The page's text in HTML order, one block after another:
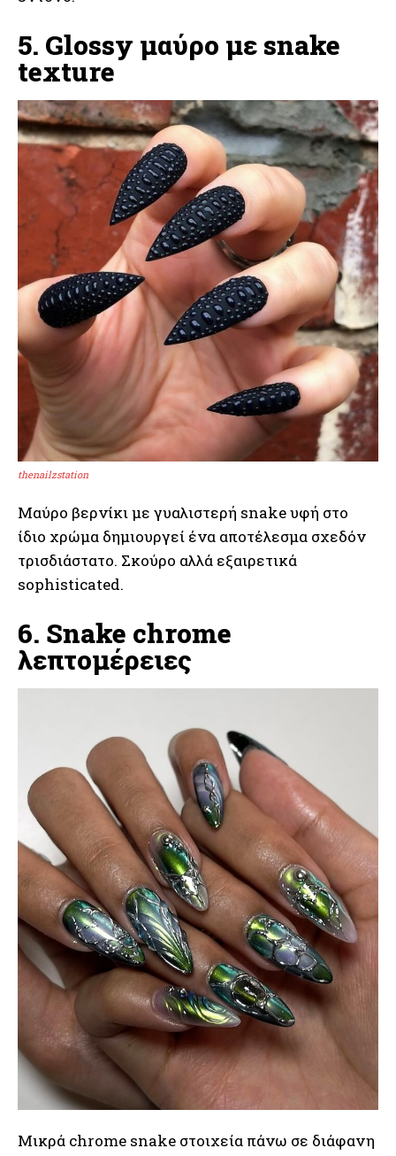
5. Glossy μαύρο με snake
texture
thenailzstation
Μαύρο βερνίκι με γυαλιστερή snake υφή στο
ίδιο χρώμα δημιουργεί ένα αποτέλεσμα σχεδόν
τρισδιάστατο. Σκούρο αλλά εξαιρετικά
sophisticated.
6. Snake chrome
λεπτομέρειες
Μικρά chrome snake στοιχεία πάνω σε διάφανη